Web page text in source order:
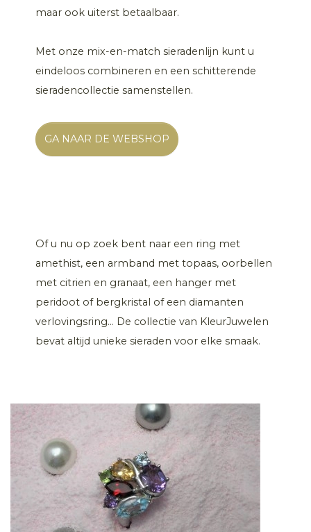
maar ook uiterst betaalbaar.
Met onze mix-en-match sieradenlijn kunt u
eindeloos combineren en een schitterende
sieradencollectie samenstellen.
GA NAAR DE WEBSHOP
Of u nu op zoek bent naar een ring met
amethist, een armband met topaas, oorbellen
met citrien en granaat, een hanger met
peridoot of bergkristal of een diamanten
verlovingsring... De collectie van KleurJuwelen
bevat altijd unieke sieraden voor elke smaak.